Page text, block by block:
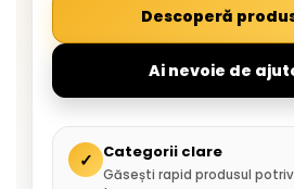
Descoperă
Ai nevoie de
✓ Categorii clare
Găsești rapid produsul